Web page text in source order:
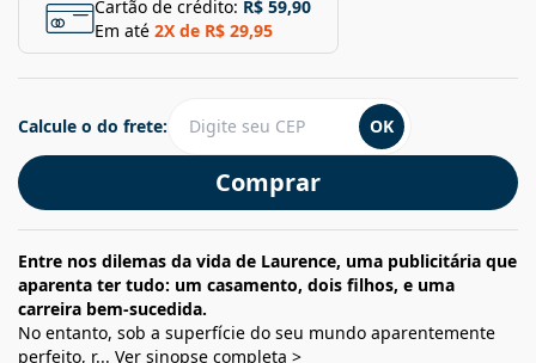
Cartão de crédito: R$ 59,90
Em até 2X de R$ 29,95
Comprar
Calcule o do frete: OK
Entre nos dilemas da vida de Laurence, uma publicitária que
aparenta ter tudo: um casamento, dois filhos, e uma
carreira bem-sucedida.
No entanto, sob a superfície do seu mundo aparentemente
perfeito, r... Ver sinopse completa >